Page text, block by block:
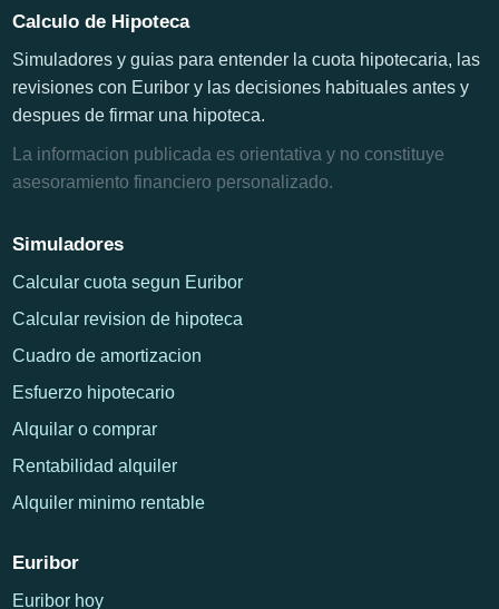
Calculo de Hipoteca
Simuladores y guias para entender la cuota hipotecaria, las
revisiones con Euribor y las decisiones habituales antes y
despues de firmar una hipoteca.
La informacion publicada es orientativa y no constituye
asesoramiento financiero personalizado.
Simuladores
Calcular cuota segun Euribor
Calcular revision de hipoteca
Cuadro de amortizacion
Esfuerzo hipotecario
Alquilar o comprar
Rentabilidad alquiler
Alquiler minimo rentable
Euribor
Euribor hoy